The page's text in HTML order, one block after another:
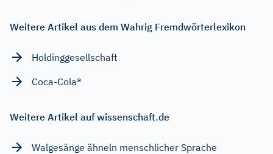
Weitere Artikel aus dem Wahrig Fremdwörterlexikon
Holdinggesellschaft
Coca-Cola®
Weitere Artikel auf wissenschaft.de
Walgesänge ähneln menschlicher Sprache